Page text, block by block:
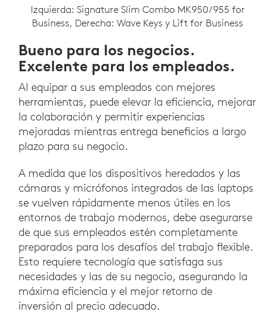
Izquierda: Signature Slim Combo MK950/955 for
Business, Derecha: Wave Keys y Lift for Business
Bueno para los negocios.
Excelente para los empleados.
Al equipar a sus empleados con mejores
herramientas, puede elevar la eficiencia, mejorar
la colaboración y permitir experiencias
mejoradas mientras entrega beneficios a largo
plazo para su negocio.
A medida que los dispositivos heredados y las
cámaras y micrófonos integrados de las laptops
se vuelven rápidamente menos útiles en los
entornos de trabajo modernos, debe asegurarse
de que sus empleados estén completamente
preparados para los desafíos del trabajo flexible.
Esto requiere tecnología que satisfaga sus
necesidades y las de su negocio, asegurando la
máxima eficiencia y el mejor retorno de
inversión al precio adecuado.